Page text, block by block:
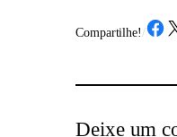
Compartilhe! /Share onShare on X
Deixe um